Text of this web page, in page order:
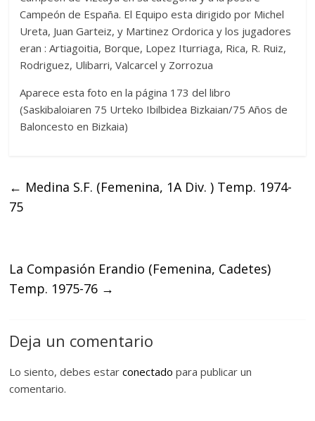
Campeón de España. El Equipo esta dirigido por Michel
Ureta, Juan Garteiz, y Martinez Ordorica y los jugadores
eran : Artiagoitia, Borque, Lopez Iturriaga, Rica, R. Ruiz,
Rodriguez, Ulibarri, Valcarcel y Zorrozua
Aparece esta foto en la página 173 del libro
(Saskibaloiaren 75 Urteko Ibilbidea Bizkaian/75 Años de
Baloncesto en Bizkaia)
← Medina S.F. (Femenina, 1A Div. ) Temp. 1974-
75
La Compasión Erandio (Femenina, Cadetes)
Temp. 1975-76 →
Deja un comentario
Lo siento, debes estarconectado para publicar un
comentario.